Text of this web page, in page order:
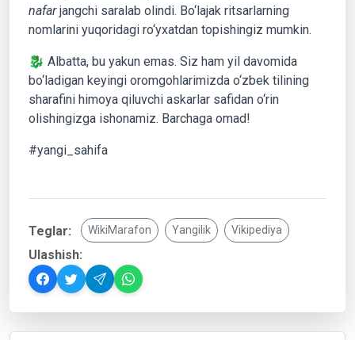
nafarjangchi saralab olindi. Bo‘lajak ritsarlarning
nomlarini yuqoridagi ro‘yxatdan topishingiz mumkin.
🐉 Albatta, bu yakun emas. Siz ham yil davomida
bo‘ladigan keyingi oromgohlarimizda o‘zbek tilining
sharafini himoya qiluvchi askarlar safidan o‘rin
olishingizga ishonamiz. Barchaga omad!
#yangi_sahifa
Teglar: WikiMarafon Yangilik Vikipediya
Ulashish: